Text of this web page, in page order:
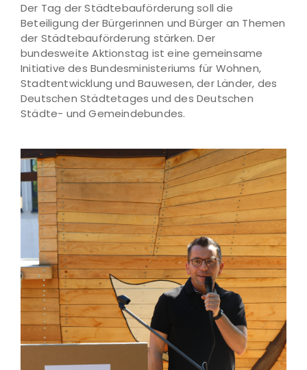
Der Tag der Städtebauförderung soll die
Beteiligung der Bürgerinnen und Bürger an Themen
der Städtebauförderung stärken. Der
bundesweite Aktionstag ist eine gemeinsame
Initiative des Bundesministeriums für Wohnen,
Stadtentwicklung und Bauwesen, der Länder, des
Deutschen Städtetages und des Deutschen
Städte- und Gemeindebundes.